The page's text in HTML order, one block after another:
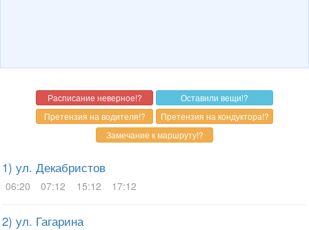
1) ул. Декабристов
06:20 07:12 15:12 17:12
2) ул. Гагарина